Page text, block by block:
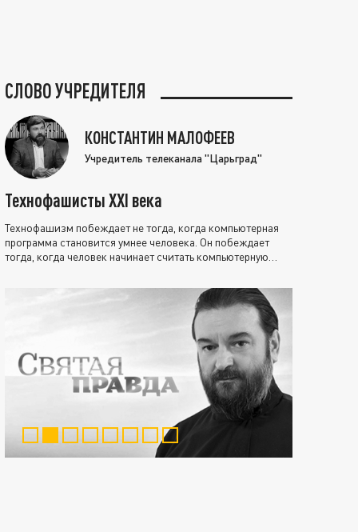
СЛОВО УЧРЕДИТЕЛЯ
КОНСТАНТИН МАЛОФЕЕВ
Учредитель телеканала "Царьград"
Технофашисты XXI века
Технофашизм побеждает не тогда, когда компьютерная
программа становится умнее человека. Он побеждает
тогда, когда человек начинает считать компьютерную